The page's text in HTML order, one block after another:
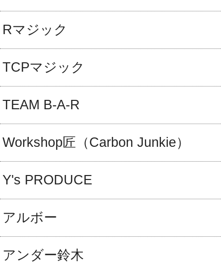
Rマジック
TCPマジック
TEAM B-A-R
Workshop匠（Carbon Junkie）
Y's PRODUCE
アルボー
アンダー鈴木